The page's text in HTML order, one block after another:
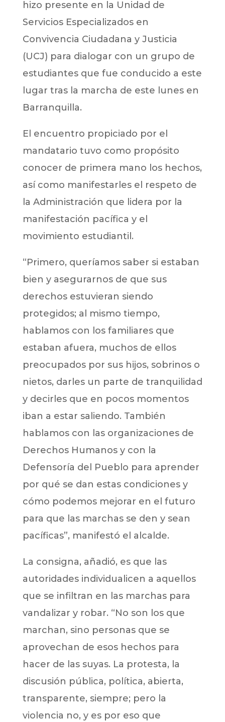
hizo presente en la Unidad de
Servicios Especializados en
Convivencia Ciudadana y Justicia
(UCJ) para dialogar con un grupo de
estudiantes que fue conducido a este
lugar tras la marcha de este lunes en
Barranquilla.
El encuentro propiciado por el
mandatario tuvo como propósito
conocer de primera mano los hechos,
así como manifestarles el respeto de
la Administración que lidera por la
manifestación pacífica y el
movimiento estudiantil.
“Primero, queríamos saber si estaban
bien y asegurarnos de que sus
derechos estuvieran siendo
protegidos; al mismo tiempo,
hablamos con los familiares que
estaban afuera, muchos de ellos
preocupados por sus hijos, sobrinos o
nietos, darles un parte de tranquilidad
y decirles que en pocos momentos
iban a estar saliendo. También
hablamos con las organizaciones de
Derechos Humanos y con la
Defensoría del Pueblo para aprender
por qué se dan estas condiciones y
cómo podemos mejorar en el futuro
para que las marchas se den y sean
pacíficas”, manifestó el alcalde.
La consigna, añadió, es que las
autoridades individualicen a aquellos
que se infiltran en las marchas para
vandalizar y robar. “No son los que
marchan, sino personas que se
aprovechan de esos hechos para
hacer de las suyas. La protesta, la
discusión pública, política, abierta,
transparente, siempre; pero la
violencia no, y es por eso que